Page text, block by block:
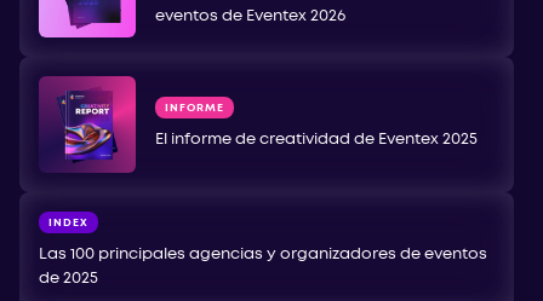
eventos de Eventex 2026
INFORME
El informe de creatividad de Eventex 2025
INDEX
Las 100 principales agencias y organizadores de eventos
de 2025